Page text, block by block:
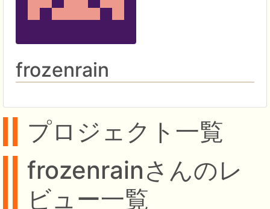
frozenrain
プロジェクト一覧
frozenrainさんのレ
ビュー一覧